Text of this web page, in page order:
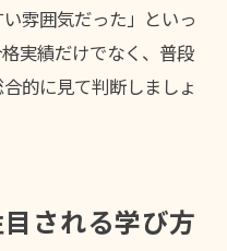
雰囲気だった」といっ
実績だけでなく、普段
的に見て判断しましょ
される学び方